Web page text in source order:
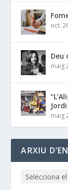
oct.
Deu
maig
maig
ARXIU